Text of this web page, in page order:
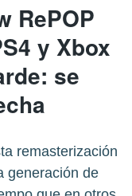
RePOP
y Xbox
se
remasterización
generación de